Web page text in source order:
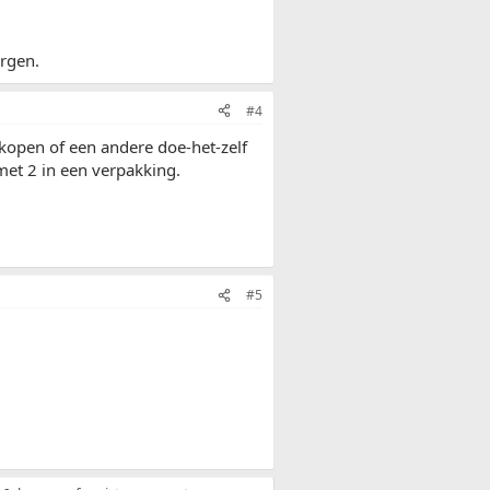
#4
of een andere doe-het-zelf
2 in een verpakking.
#5